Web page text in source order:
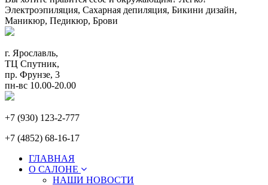
Электроэпиляция, Сахарная депиляция, Бикини дизайн,
Маникюр, Педикюр, Брови
г. Ярославль,
ТЦ Спутник,
пр. Фрунзе, 3
пн-вс 10.00-20.00
+7 (930) 123-2-777
+7 (4852) 68-16-17
ГЛАВНАЯ
О САЛОНЕ
НАШИ НОВОСТИ